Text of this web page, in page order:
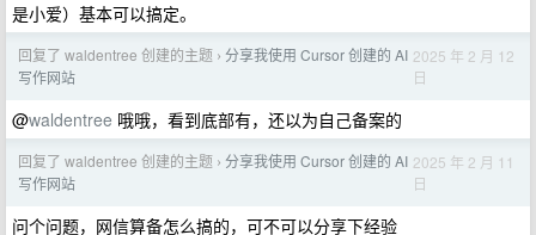
是小爱）基本可以搞定。
回复了 waldentree 创建的主题 › 分享我使用 Cursor 创建的 AI
写作网站
2025 年 2 月 12
日
@waldentree 哦哦，看到底部有，还以为自己备案的
回复了 waldentree 创建的主题 › 分享我使用 Cursor 创建的 AI
写作网站
2025 年 2 月 11
日
问个问题，网信算备怎么搞的，可不可以分享下经验